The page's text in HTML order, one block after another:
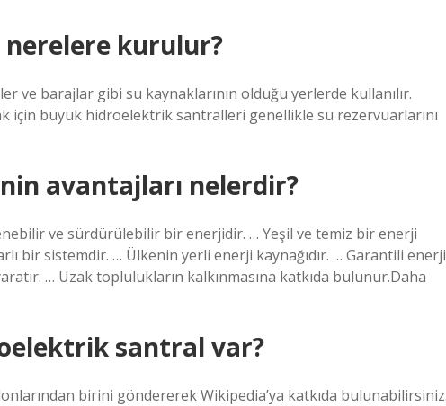
kurulur?
barajlar gibi su kaynaklarının olduğu yerlerde kullanılır.
için büyük hidroelektrik santralleri genellikle su rezervuarlarını
avantajları nelerdir?
ve sürdürülebilir bir enerjidir. … Yeşil ve temiz bir enerji
bir sistemdir. … Ülkenin yerli enerji kaynağıdır. … Garantili enerji
… Uzak toplulukların kalkınmasına katkıda bulunur.Daha
santral var?
birini göndererek Wikipedia’ya katkıda bulunabilirsiniz.